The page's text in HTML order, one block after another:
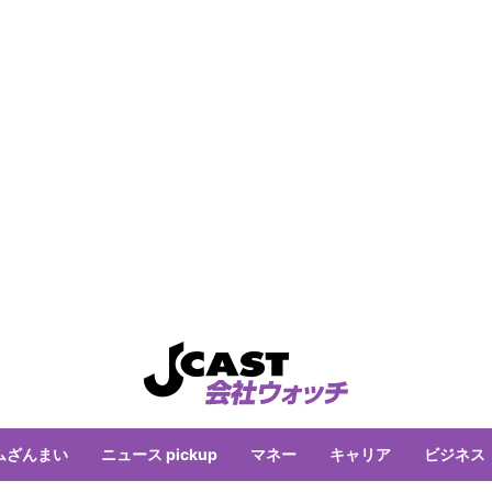
ざんまい ニュース pickup マネー キャリア ビジネス